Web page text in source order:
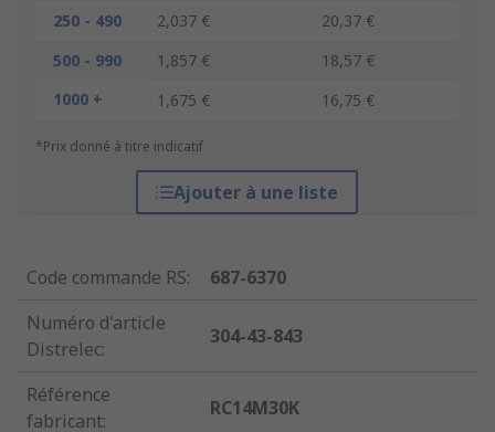
250 - 490
2,037 €
20,37 €
500 - 990
1,857 €
18,57 €
1000 +
1,675 € 16,75 €
*Prix donné à titre indicatif
Ajouter à une liste
Code commande RS:
687-6370
Numéro d'article
Distrelec:
304-43-843
Référence
fabricant:
RC14M30K